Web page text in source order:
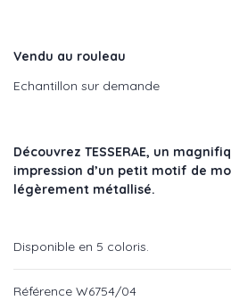
Vendu au rouleau
Echantillon sur demande
Découvrez TESSERAE, un
impression d’un petit motif de
légèrement métallisé.
Disponible en 5 coloris.
Référence W6754/04